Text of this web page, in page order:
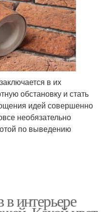
в их
обстановку и стать
идей совершенно
необязательно
по выведению
в интерьере